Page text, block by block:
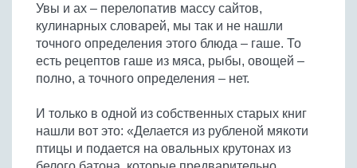
Морепродукты
Суши и роллы
Из фарша птицы
Из субпродуктов птицы
Запеченные овощи
Пироги и пирожки
Кексы и маффины
Печенье и булочки
Блины и оладьи
Пиццы
Кремы
Соусы к мясу
Соусы к рыбе
Соусы к овощам
Все напитки
Алкогольные напитки
Безалкогольные напитки
Заготовки
Все заготовки
Ягоды и фрукты
Овощи
Грибы
Другие заготовки
Десерты
Десерты
Молочные продукты
Пельмени, вареники
Увы и ах – перелопатив массу сайтов,
кулинарных словарей, мы так и не нашли
точного определения этого блюда – гаше. То
есть рецептов гаше из мяса, рыбы, овощей –
полно, а точного определения – нет.
И только в одной из собственных старых книг
нашли вот это: «Делается из рубленой мякоти
птицы и подается на овальных крутонах из